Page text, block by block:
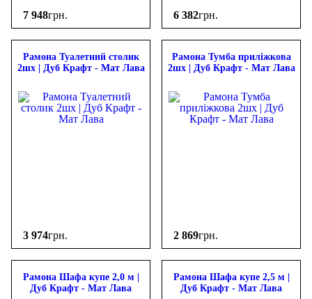
7 948грн. 6 382грн.
Рамона Туалетний столик
2шх | Дуб Крафт - Мат Лава
3 974грн.
Рамона Тумба приліжкова
2шх | Дуб Крафт - Мат Лава
2 869грн.
Рамона Шафа купе 2,0 м |
Дуб Крафт - Мат Лава
Рамона Шафа купе 2,5 м |
Дуб Крафт - Мат Лава